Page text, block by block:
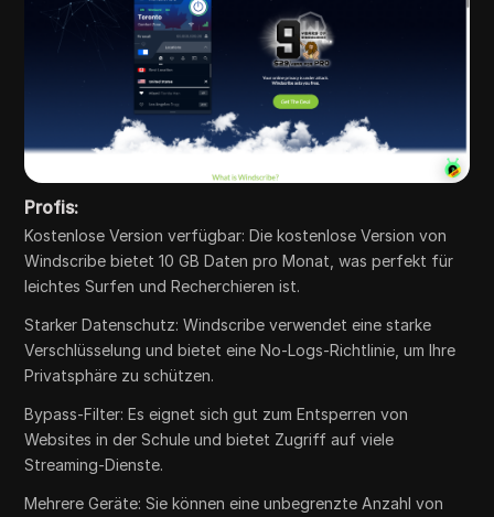
Profis:
Kostenlose Version verfügbar: Die kostenlose Version von
Windscribe bietet 10 GB Daten pro Monat, was perfekt für
leichtes Surfen und Recherchieren ist.
Starker Datenschutz: Windscribe verwendet eine starke
Verschlüsselung und bietet eine No-Logs-Richtlinie, um Ihre
Privatsphäre zu schützen.
Bypass-Filter: Es eignet sich gut zum Entsperren von
Websites in der Schule und bietet Zugriff auf viele
Streaming-Dienste.
Mehrere Geräte: Sie können eine unbegrenzte Anzahl von